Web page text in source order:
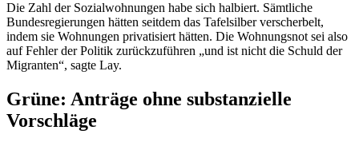
Die Zahl der Sozialwohnungen habe sich halbiert. Sämtliche
Bundesregierungen hätten seitdem das Tafelsilber verscherbelt,
indem sie Wohnungen privatisiert hätten. Die Wohnungsnot sei also
auf Fehler der Politik zurückzuführen „und ist nicht die Schuld der
Migranten“, sagte Lay.
Grüne: Anträge ohne substanzielle
Vorschläge